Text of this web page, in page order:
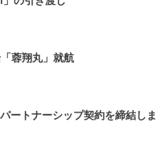
蓉翔丸」就航
ートナーシップ契約を締結しま